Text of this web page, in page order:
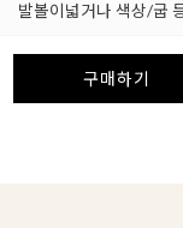
발볼이넓거나 색상/굽
구매하기